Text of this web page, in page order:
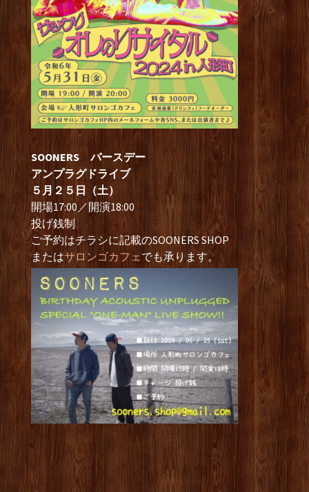
SOONERS バースデー
アンプラグドライブ
５月２５日（土）
開場17:00／開演18:00
投げ銭制
ご予約はチラシに記載のSOONERS SHOP
またはサロンゴカフェでも承ります。